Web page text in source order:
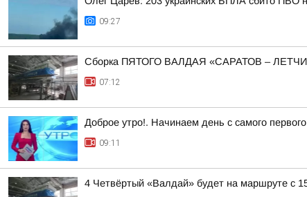
09:27
Сборка ПЯТОГО ВАЛДАЯ «САРАТОВ –
07:12
Доброе утро!. Начинаем день с самого
09:11
4 Четвёртый «Валдай» будет на маршруте с